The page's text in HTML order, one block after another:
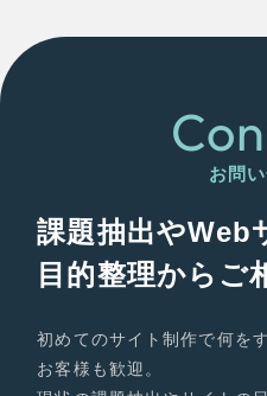
お問
課題抽出やWeb
目的整理からご
初めてのサイト制作で何を
お客様も歓迎。